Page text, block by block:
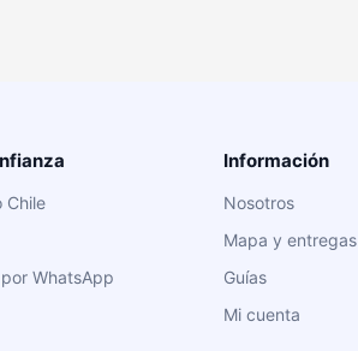
Chile
WhatsApp
Información
Nosotros
Mapa y entregas
Guías
Mi cuenta